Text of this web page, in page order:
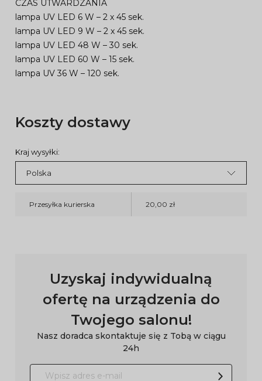
CZAS UTWARDZANIA
lampa UV LED 6 W – 2 x 45 sek.
lampa UV LED 9 W – 2 x 45 sek.
lampa UV LED 48 W – 30 sek.
lampa UV LED 60 W – 15 sek.
lampa UV 36 W – 120 sek.
Koszty dostawy
Kraj wysyłki:
Przesyłka kurierska 20,00 zł
Uzyskaj indywidualną
ofertę na urządzenia do
Twojego salonu!
Nasz doradca skontaktuje się z Tobą w ciągu
24h